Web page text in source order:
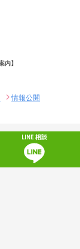
内】
情報公開
東京福祉専門学校